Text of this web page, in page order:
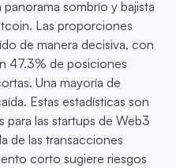
sombrío y bajista
Las proporciones
de manera decisiva, con
47.3% de posiciones
Una mayoría de
Estas estadísticas son
las startups de Web3
de las transacciones
corto sugiere riesgos